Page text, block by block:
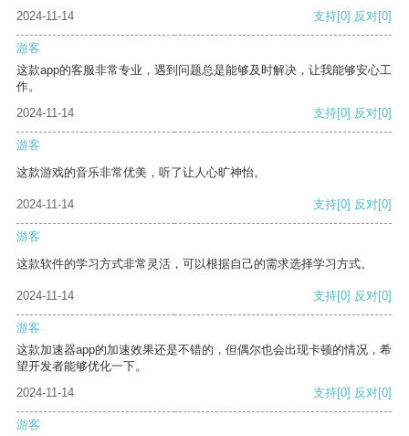
2024-11-14 支持[0] 反对[0]
游客
这款app的客服非常专业，遇到问题总是能够及时解决，让我能够安心工
作。
2024-11-14
支持[0] 反对[0]
游客
这款游戏的音乐非常优美，听了让人心旷神怡。
2024-11-14 支持[0] 反对[0]
游客
这款软件的学习方式非常灵活，可以根据自己的需求选择学习方式。
2024-11-14 支持[0] 反对[0]
游客
这款加速器app的加速效果还是不错的，但偶尔也会出现卡顿的情况，希
望开发者能够优化一下。
2024-11-14
支持[0] 反对[0]
游客